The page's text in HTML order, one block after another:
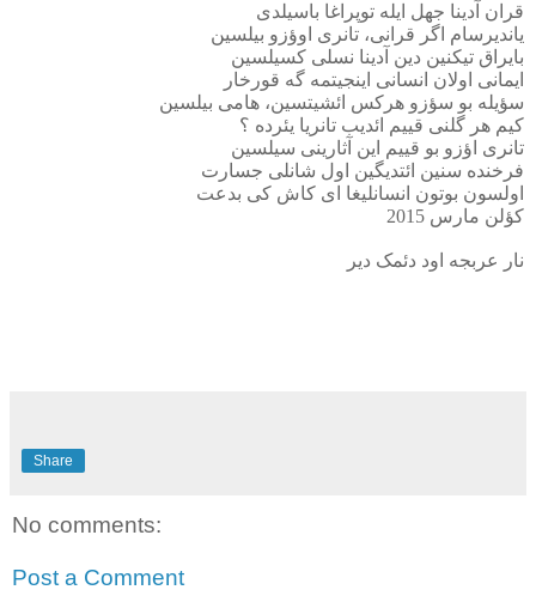
قران آدینا جهل ایله توپراغا باسیلدی
یاندیرسام اگر قرانی، تانری اوؤزو بیلسین
بایراق تیکنین دین آدینا نسلی کسیلسین
ایمانی اولان انسانی اینجیتمه گه قورخار
سؤیله بو سؤزو هرکس ائشیتسین، هامی بیلسین
کیم هر گلنی قییم ائدیب تانریا یئرده ؟
تانری اؤزو بو قییم این آثارینی سیلسین
فرخنده سنین ائتدیگین اول شانلی جسارت
اولسون بوتون انسانلیغا ای کاش کی بدعت
کؤلن مارس 2015
نار عربجه اود دئمک دیر
Share
No comments:
Post a Comment